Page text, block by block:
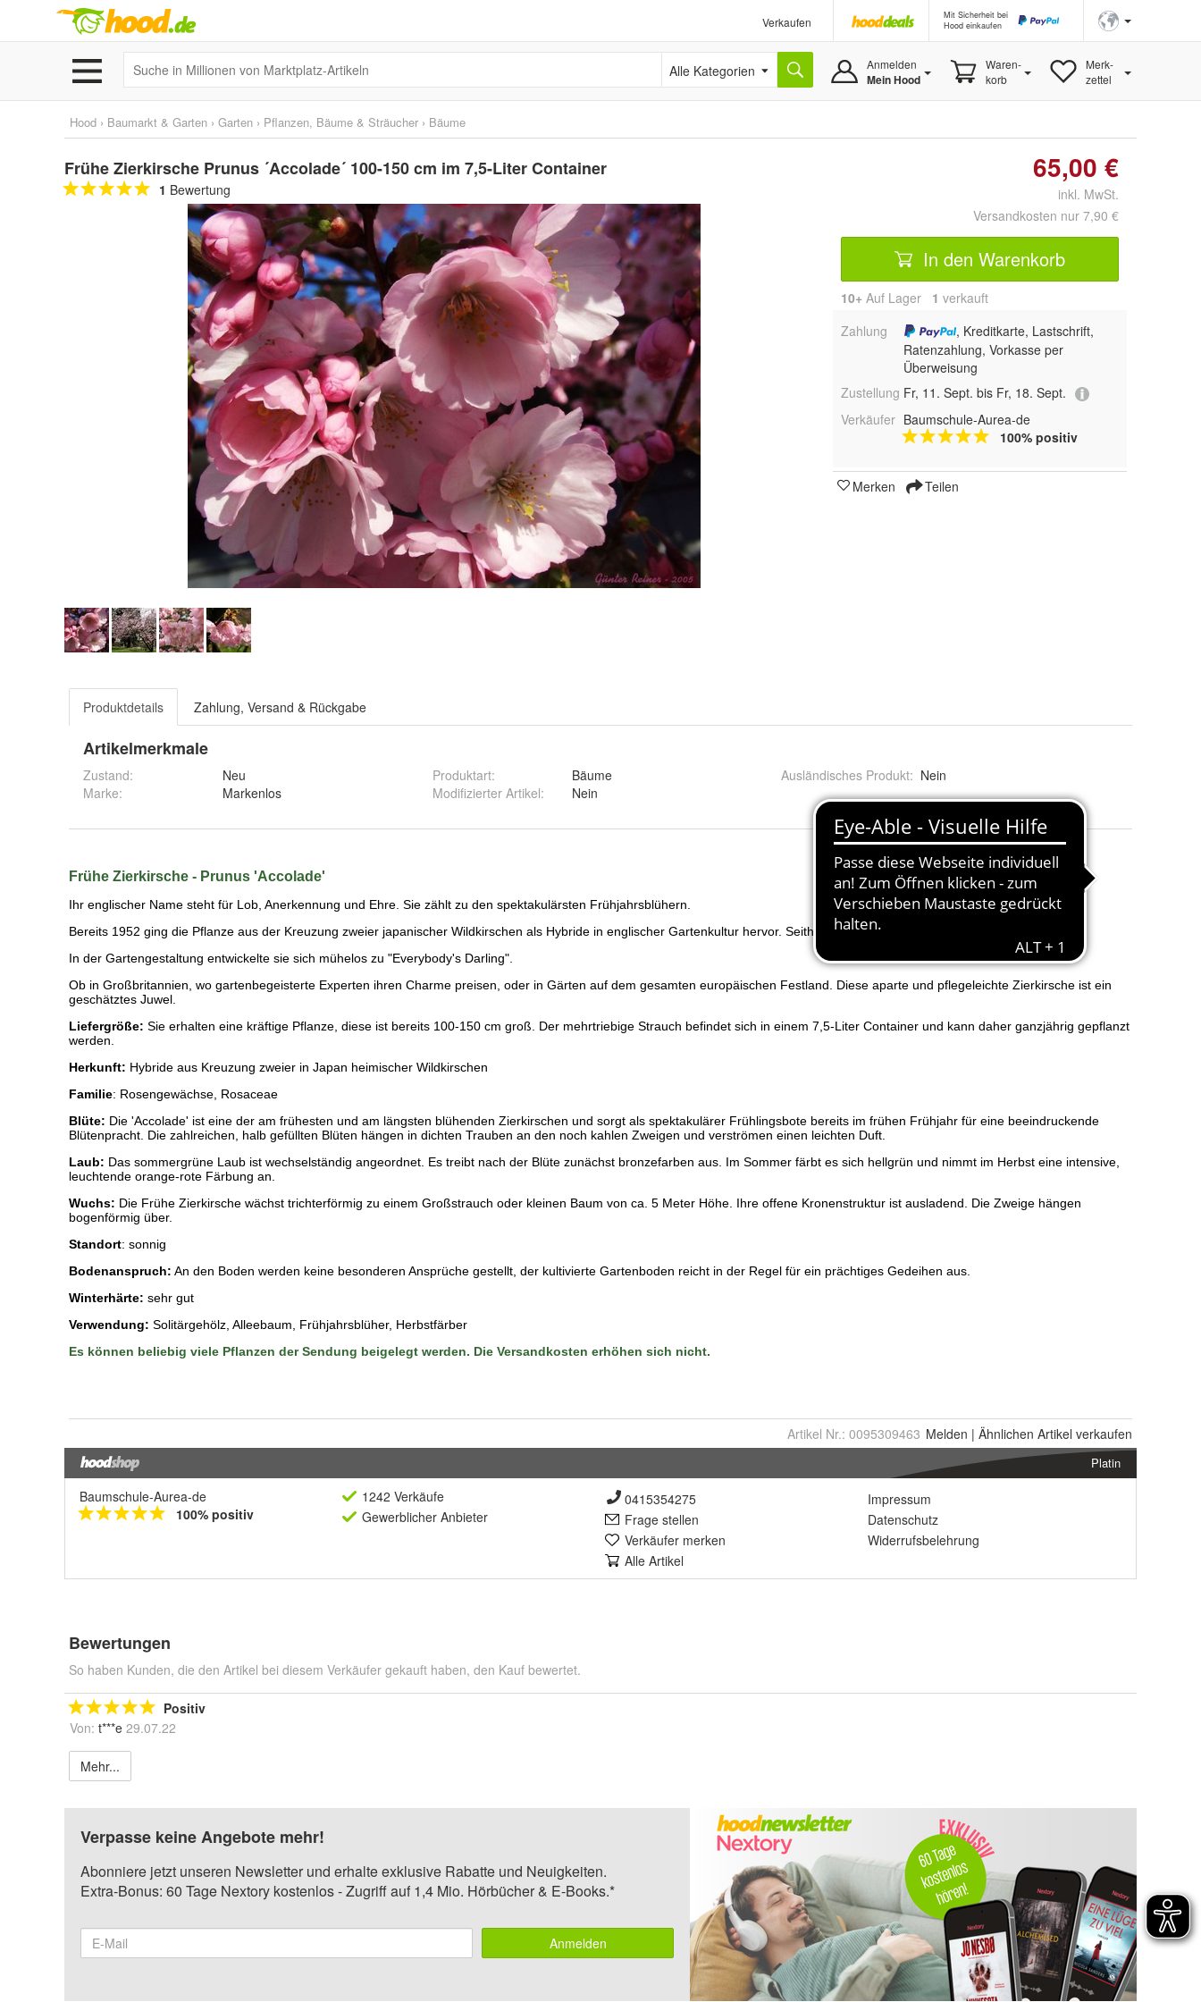
Verkaufen
Mit Sicherheit bei
Hood einkaufen
Alle Kategorien Anmelden
Mein Hood
Waren-
korb
Merk-
zettel
Hood › Baumarkt & Garten › Garten › Pflanzen, Bäume & Sträucher › Bäume
Frühe Zierkirsche Prunus ´Accolade´ 100-150 cm im 7,5-Liter Container
1 Bewertung
65,00 €
inkl. MwSt.
Versandkosten nur 7,90 €
In den Warenkorb
10+ Auf Lager 1 verkauft
Zahlung
, Kreditkarte, Lastschrift,
Ratenzahlung, Vorkasse per
Überweisung
Zustellung Fr, 11. Sept. bis Fr, 18. Sept.
Verkäufer Baumschule-Aurea-de
100% positiv
Merken Teilen
Produktdetails Zahlung, Versand & Rückgabe
Artikelmerkmale
Zustand:
Neu
Marke:
Markenlos
Produktart:
Bäume
Modifizierter Artikel: Nein
Ausländisches Produkt: Nein
Artikel Nr.: 0095309463 Melden | Ähnlichen Artikel verkaufen
Platin
Baumschule-Aurea-de
100% positiv
1242 Verkäufe
Gewerblicher Anbieter
0415354275
Frage stellen
Verkäufer merken
Alle Artikel
Impressum
Datenschutz
Widerrufsbelehrung
Bewertungen
So haben Kunden, die den Artikel bei diesem Verkäufer gekauft haben, den Kauf bewertet.
Positiv
Von: t***e 29.07.22
Mehr...
Verpasse keine Angebote mehr!
Abonniere jetzt unseren Newsletter und erhalte exklusive Rabatte und Neuigkeiten.
Extra-Bonus: 60 Tage Nextory kostenlos - Zugriff auf 1,4 Mio. Hörbücher & E-Books.*
Anmelden